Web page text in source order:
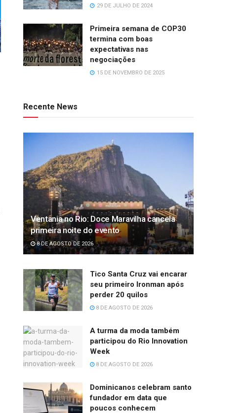
29 DE JULHO DE 2024
Primeira semana de COP30
termina com boas
expectativas nas
negociações
15 DE NOVEMBRO DE 2025
Recente News
Ventania no Rio: Doce Maravilha cancela
primeira noite do evento
8 DE AGOSTO DE 2026
Tico Santa Cruz vai encarar
seu primeiro Ironman após
perder 20 quilos
8 DE AGOSTO DE 2026
A turma da moda também
participou do Rio Innovation
Week
8 DE AGOSTO DE 2026
Dominicanos celebram santo
fundador em data que
poucos conhecem